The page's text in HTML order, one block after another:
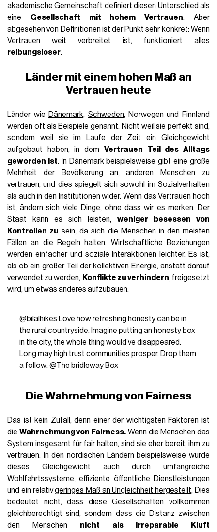
akademische Gemeinschaft definiert diesen Unterschied als
eine Gesellschaft mit hohem Vertrauen. Aber
abgesehen von Definitionen ist der Punkt sehr konkret: Wenn
Vertrauen weit verbreitet ist, funktioniert alles
reibungsloser.
Länder mit einem hohen Maß an
Vertrauen heute
Länder wie Dänemark, Schweden, Norwegen und Finnland
werden oft als Beispiele genannt. Nicht weil sie perfekt sind,
sondern weil sie im Laufe der Zeit ein Gleichgewicht
aufgebaut haben, in dem Vertrauen Teil des Alltags
geworden ist. In Dänemark beispielsweise gibt eine große
Mehrheit der Bevölkerung an, anderen Menschen zu
vertrauen, und dies spiegelt sich sowohl im Sozialverhalten
als auch in den Institutionen wider. Wenn das Vertrauen hoch
ist, ändern sich viele Dinge, ohne dass wir es merken. Der
Staat kann es sich leisten, weniger besessen von
Kontrollen zu sein, da sich die Menschen in den meisten
Fällen an die Regeln halten. Wirtschaftliche Beziehungen
werden einfacher und soziale Interaktionen leichter. Es ist,
als ob ein großer Teil der kollektiven Energie, anstatt darauf
verwendet zu werden, Konflikte zu verhindern, freigesetzt
wird, um etwas anderes aufzubauen.
@bilalhikes Love how refreshing honesty can be in
the rural countryside. Imagine putting an honesty box
in the city, the whole thing would’ve disappeared.
Long may high trust communities prosper. Drop them
a follow: @The bridleway Box
Die Wahrnehmung von Fairness
Das ist kein Zufall, denn einer der wichtigsten Faktoren ist
die Wahrnehmung von Fairness. Wenn die Menschen das
System insgesamt für fair halten, sind sie eher bereit, ihm zu
vertrauen. In den nordischen Ländern beispielsweise wurde
dieses Gleichgewicht auch durch umfangreiche
Wohlfahrtssysteme, effiziente öffentliche Dienstleistungen
und ein relativgeringes Maß an Ungleichheit hergestellt. Dies
bedeutet nicht, dass diese Gesellschaften vollkommen
gleichberechtigt sind, sondern dass die Distanz zwischen
den Menschen nicht als irreparable Kluft